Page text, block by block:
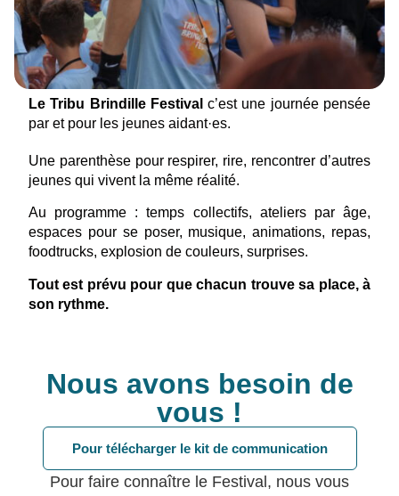
Le Tribu Brindille Festival c’est une journée pensée
par et pour les jeunes aidant·es.
Une parenthèse pour respirer, rire, rencontrer d’autres
jeunes qui vivent la même réalité.
Au programme : temps collectifs, ateliers par âge,
espaces pour se poser, musique, animations, repas,
foodtrucks, explosion de couleurs, surprises.
Tout est prévu pour que chacun trouve sa place, à
son rythme.
Nous avons besoin de
vous !
Pour télécharger le kit de communication
Pour faire connaître le Festival, nous vous